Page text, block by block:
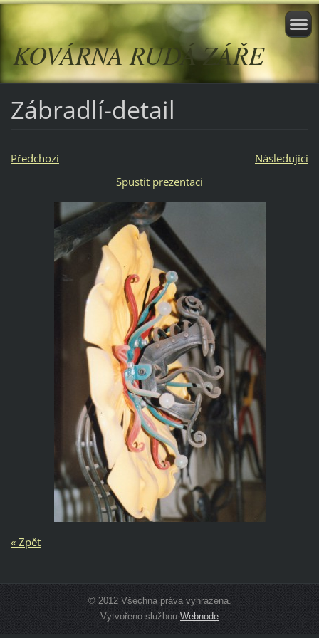
KOVÁRNA RUDÁ ZÁŘE
Zábradlí-detail
Předchozí
Následující
Spustit prezentaci
« Zpět
© 2012 Všechna práva vyhrazena.
Vytvořeno službouWebnode